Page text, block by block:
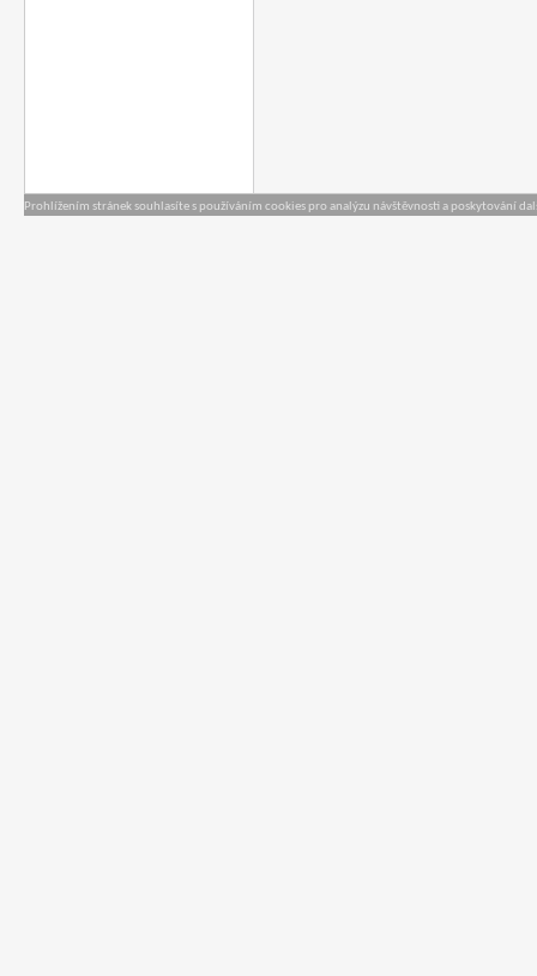
Prohlížením stránek souhlasíte s používáním cookies pro analýzu návštěvnosti a poskytování